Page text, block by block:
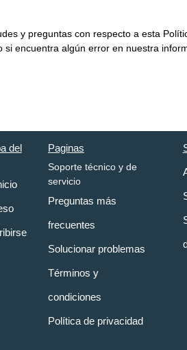
y preguntas con respecto a esta
encuentra algún error en nuestra
del
Paginas
Soporte técnico y de
servicio
Preguntas más
frecuentes
Solucionar problemas
Términos y
condiciones
Política de privacidad